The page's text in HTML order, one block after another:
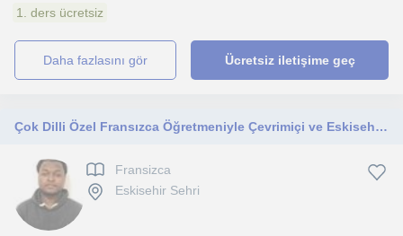
1. ders ücretsiz
daha fazlasını gör Ücretsiz iletişime geç
Çok Dilli Özel Fransızca Öğretmeniyle Çevrimiçi ve Eskisehir'da Özel Dersler
Fransizca
Eskisehir Sehri